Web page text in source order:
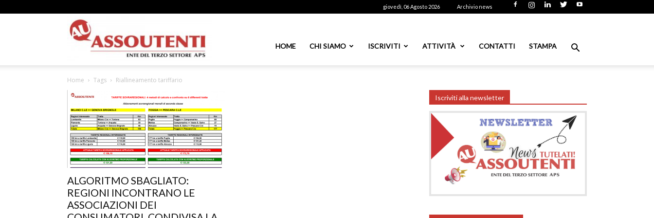
giovedì, 06 Agosto 2026 Archivio news
APS
HOME CHI SIAMO ISCRIVITI ATTIVITÀ CONTATTI STAMPA
Home Tags Riallineamento tariffario
ALGORITMO SBAGLIATO:
REGIONI INCONTRANO LE
ASSOCIAZIONI DEI
Iscriviti alla newsletter